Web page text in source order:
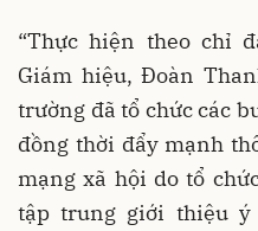
“Thực hiện theo chỉ
Giám hiệu, Đoàn
trường đã tổ chức các
đồng thời đẩy mạnh
mạng xã hội do tổ
tập trung giới thiệu ý